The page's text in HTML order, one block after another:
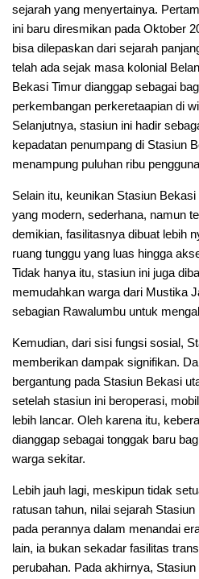
sejarah yang menyertainya.
ini baru diresmikan pada Oktober
bisa dilepaskan dari sejarah
telah ada sejak masa kolonial
Bekasi Timur dianggap sebagai
perkembangan perkeretaapian di
Selanjutnya, stasiun ini hadir
kepadatan penumpang di Stasiun
menampung puluhan ribu
Selain itu, keunikan Stasiun
yang modern, sederhana, namun
demikian, fasilitasnya dibuat lebih
ruang tunggu yang luas hingga
Tidak hanya itu, stasiun ini juga
memudahkan warga dari Mustika
sebagian Rawalumbu untuk
Kemudian, dari sisi fungsi sosial,
memberikan dampak signifikan.
bergantung pada Stasiun Bekasi
setelah stasiun ini beroperasi,
lebih lancar. Oleh karena itu,
dianggap sebagai tonggak baru
warga sekitar.
Lebih jauh lagi, meskipun tidak
ratusan tahun, nilai sejarah
pada perannya dalam menandai
lain, ia bukan sekadar fasilitas
perubahan. Pada akhirnya,